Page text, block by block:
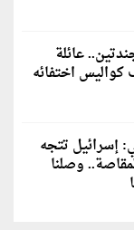
عائلة
كواليس اختفائه
إسرائيل تتجه
وصلنا